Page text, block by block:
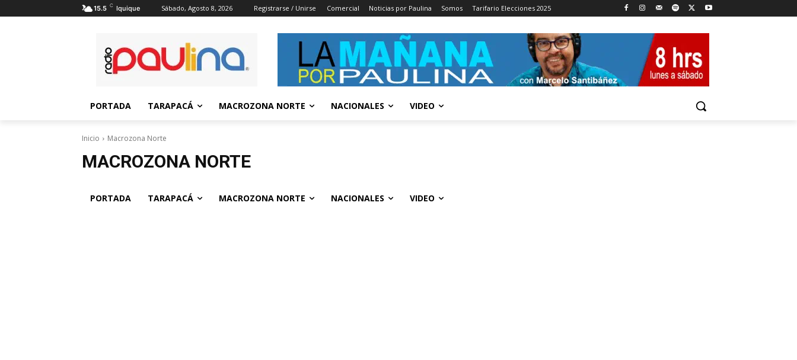
15.5 C Iquique Sábado, Agosto 8, 2026 Registrarse / Unirse Comercial Noticias por Paulina Somos Tarifario Elecciones 2025
PORTADA TARAPACÁ MACROZONA NORTE NACIONALES VIDEO
Inicio Macrozona Norte
MACROZONA NORTE
PORTADA TARAPACÁ MACROZONA NORTE NACIONALES VIDEO